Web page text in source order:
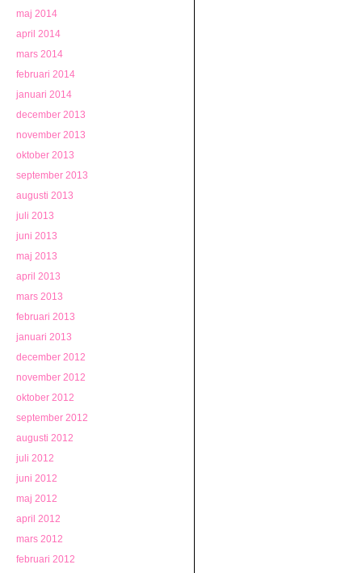
maj 2014
april 2014
mars 2014
februari 2014
januari 2014
december 2013
november 2013
oktober 2013
september 2013
augusti 2013
juli 2013
juni 2013
maj 2013
april 2013
mars 2013
februari 2013
januari 2013
december 2012
november 2012
oktober 2012
september 2012
augusti 2012
juli 2012
juni 2012
maj 2012
april 2012
mars 2012
februari 2012